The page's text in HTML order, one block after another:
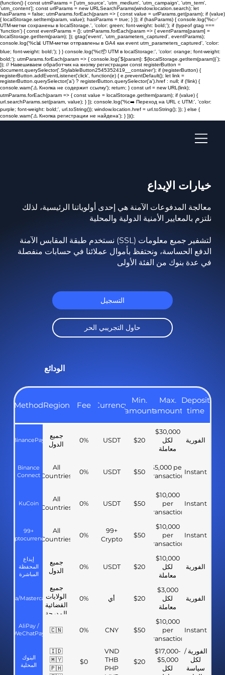
(function() { const utmParams = ['utm_source', 'utm_medium', 'utm_campaign', 'utm_term',
'utm_content']; const urlParams = new URLSearchParams(window.location.search); let
hasParams = false; utmParams.forEach(param => { const value = urlParams.get(param); if (value)
{ localStorage.setItem(param, value); hasParams = true; } }); if (hasParams) { console.log('%c✅
UTM-метки сохранены в localStorage.', 'color: green; font-weight: bold;'); if (typeof gtag ===
'function') { const eventParams = {}; utmParams.forEach(param => { eventParams[param] =
localStorage.getItem(param); }); gtag('event', 'utm_parameters_captured', eventParams);
console.log('%c📊 UTM-метки отправлены в GA4 как event utm_parameters_captured', 'color:
blue; font-weight: bold;'); } } console.log('%c📦 UTM в localStorage:', 'color: orange; font-weight:
bold;'); utmParams.forEach(param => { console.log(`${param}: ${localStorage.getItem(param)}`);
}); // Навешиваем обработчик на кнопку регистрации const registerButton =
document.querySelector('.StylableButton2545352419__container'); if (registerButton) {
registerButton.addEventListener('click', function(e) { e.preventDefault(); let link =
registerButton.querySelector('a') ? registerButton.querySelector('a').href : null; if (!link) {
console.warn('⚠️ Кнопка не содержит ссылку'); return; } const url = new URL(link);
utmParams.forEach(param => { const value = localStorage.getItem(param); if (value) {
url.searchParams.set(param, value); } }); console.log('%c➡️ Переход на URL с UTM:', 'color:
purple; font-weight: bold;', url.toString()); window.location.href = url.toString(); }); } else {
console.warn('⚠️ Кнопка регистрации не найдена'); } })();
خيارات الإيداع
معالجة المدفوعات الآمنة هي إحدى أولوياتنا الرئيسية، لذلك
نلتزم بالمعايير الأمنية الدولية والمحلية
نستخدم طبقة المقابس الآمنة (SSL) لتشفير جميع معلومات
الدفع الحساسة، ونحتفظ بأموال عملائنا في حسابات منفصلة
في عدة بنوك من الفئة الأولى
التسجيل
حاول التجريبي الحر
الودائع
MethodRegion Fee Currency
Min.
amount
Max.
amount
Deposit
time
BinancePay
جميع
الدول
0% USDT $20
$30,000
لكل
معاملة
الفورية
Binance
Connect
All
Countries
0% USDT $50
$5,000 per
transaction
Instant
KuCoin
All
Countries
0% USDT $50
$10,000
per
transaction
Instant
99+
Cryptocurrencies
All
Countries
0%
99+
Crypto
$50
$10,000
per
transaction
Instant
إيداع
المحفظة
المباشرة
جميع
الدول
0% USDT $20
$10,000
لكل
معاملة
الفورية
Visa/Mastercard
جميع
الولايات
القضائية
المدرجة
القائمة
0% أي $20
$3,000
لكل
معاملة
الفورية
AliPay /
WeChatPay
🇨🇳 0% CNY $50
$10,000
per
transaction
Instant
البنوك
المحلية
🇮🇩
🇲🇾
🇵🇭
$0
VND
THB
PHP
$20
$17,000-
$5,000
لكل
الفورية /
لكل
سياسة